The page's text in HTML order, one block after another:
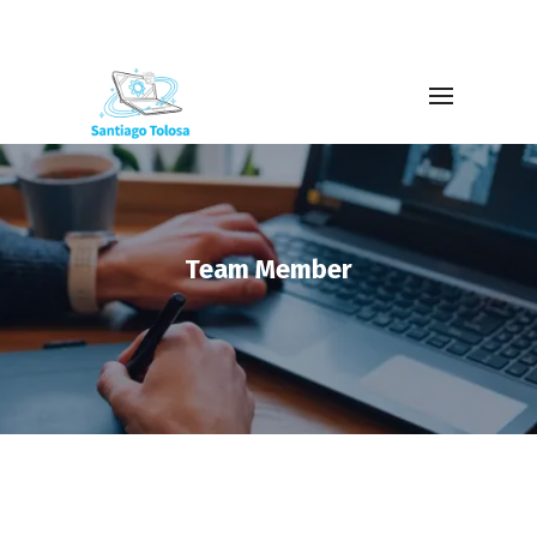
Team Member